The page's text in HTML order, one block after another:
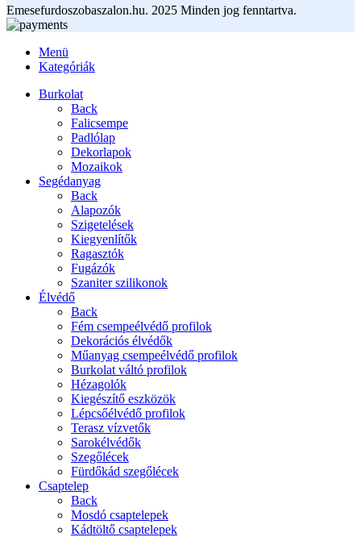
Emesefurdoszobaszalon.hu. 2025 Minden jog fenntartva.
Menü
Kategóriák
Burkolat
Back
Falicsempe
Padlólap
Dekorlapok
Mozaikok
Segédanyag
Back
Alapozók
Szigetelések
Kiegyenlítők
Ragasztók
Fugázók
Szaniter szilikonok
Élvédő
Back
Fém csempeélvédő profilok
Dekorációs élvédők
Műanyag csempeélvédő profilok
Burkolat váltó profilok
Hézagolók
Kiegészítő eszközök
Lépcsőélvédő profilok
Terasz vízvetők
Sarokélvédők
Szegőlécek
Fürdőkád szegőlécek
Csaptelep
Back
Mosdó csaptelepek
Kádtöltő csaptelepek